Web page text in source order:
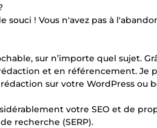
! Vous n'avez pas à
sur n’importe quel sujet.
et en référencement. Je
sur votre WordPress ou
votre SEO et de
recherche (SERP).